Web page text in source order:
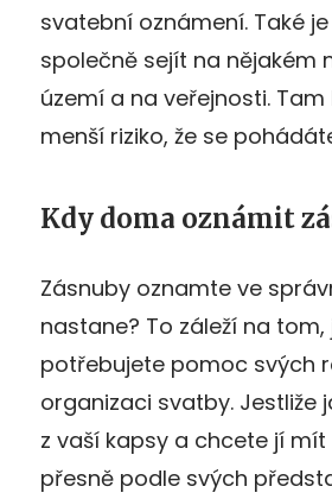
svatební oznámení. Také
společně sejít na nějakém
území a na veřejnosti.
menší riziko, že se
Kdy doma oznámit
Zásnuby oznamte ve
nastane? To záleží na
potřebujete pomoc svých
organizaci svatby. Jestliže
z vaší kapsy a chcete jí
přesně podle svých